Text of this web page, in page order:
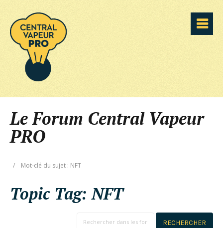
Le Forum Central Vapeur
PRO
/ Mot-clé du sujet : NFT
Topic Tag:NFT